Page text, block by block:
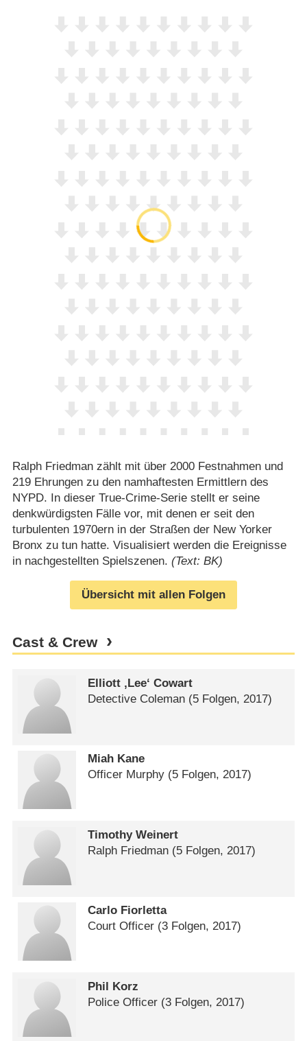
Ralph Friedman zählt mit über 2000 Festnahmen und
219 Ehrungen zu den namhaftesten Ermittlern des
NYPD. In dieser True-Crime-Serie stellt er seine
denkwürdigsten Fälle vor, mit denen er seit den
turbulenten 1970ern in der Straßen der New Yorker
Bronx zu tun hatte. Visualisiert werden die Ereignisse
in nachgestellten Spielszenen. (Text: BK)
Übersicht mit allen Folgen
Cast & Crew
Elliott ‚Lee‘ Cowart
Detective Coleman (5 Folgen, 2017)
Miah Kane
Officer Murphy (5 Folgen, 2017)
Timothy Weinert
Ralph Friedman (5 Folgen, 2017)
Carlo Fiorletta
Court Officer (3 Folgen, 2017)
Phil Korz
Police Officer (3 Folgen, 2017)